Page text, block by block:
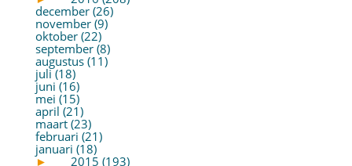
december (26)
november (9)
oktober (22)
september (8)
augustus (11)
juli (18)
juni (16)
mei (15)
april (21)
maart (23)
februari (21)
januari (18)
►
2015 (193)